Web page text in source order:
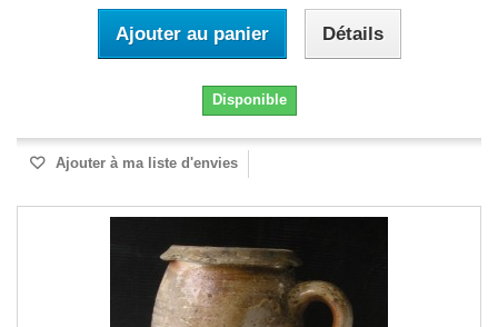
Ajouter au panier Détails
Disponible
Ajouter à ma liste d'envies